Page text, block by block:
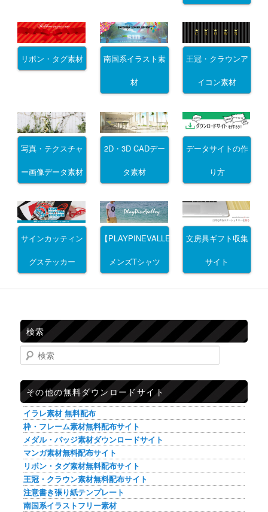
リボン・タグ素材 南国系イラスト素
材
王冠・クラウンア
イコン素材
写真・テクスチャ
ー画像データ素材
2D・3D CADデー
タ素材
データサイトの作
り方
サインカッティン
グステッカー
【PLAYPINEVALLEY】
メンズTシャツ
文房具ギフト収集
サイト
検索
検索
その他の無料ダウンロードサイト
イラレ素材 無料配布
枠・フレーム素材無料配布サイト
メダル・バッジ素材ダウンロードサイト
マンガ素材無料配布サイト
リボン・タグ素材無料配布サイト
王冠・クラウン素材無料配布サイト
注意書き張り紙テンプレート
南国系イラストフリー素材